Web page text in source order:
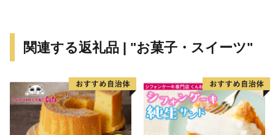
関連する返礼品 | "お菓子・スイーツ"